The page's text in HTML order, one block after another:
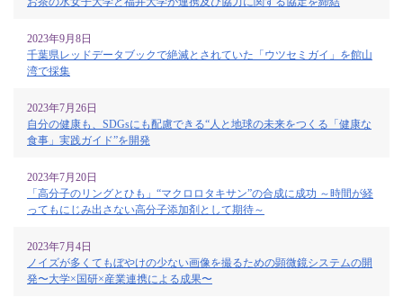
2023年9月8日
千葉県レッドデータブックで絶滅とされていた「ウツセミガイ」を館山
湾で採集
2023年7月26日
自分の健康も、SDGsにも配慮できる“人と地球の未来をつくる「健康な
食事」実践ガイド”を開発
2023年7月20日
「高分子のリングとひも」“マクロロタキサン”の合成に成功 ～時間が経
ってもにじみ出さない高分子添加剤として期待～
2023年7月4日
ノイズが多くてもぼやけの少ない画像を撮るための顕微鏡システムの開
発〜大学×国研×産業連携による成果〜